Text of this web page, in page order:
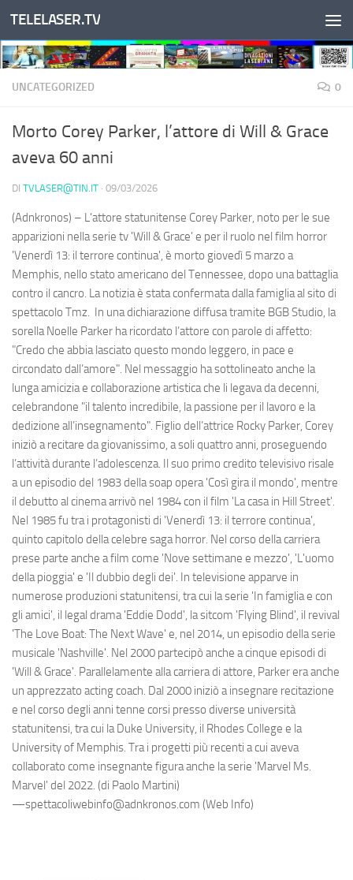
Salta al contenuto
TELELASER.TV
UNCATEGORIZED 0
Morto Corey Parker, l’attore di Will & Grace
aveva 60 anni
DI TVLASER@TIN.IT · 09/03/2026
(Adnkronos) – L'attore statunitense Corey Parker, noto per le sue
apparizioni nella serie tv 'Will & Grace' e per il ruolo nel film horror
'Venerdì 13: il terrore continua', è morto giovedì 5 marzo a
Memphis, nello stato americano del Tennessee, dopo una battaglia
contro il cancro. La notizia è stata confermata dalla famiglia al sito di
spettacolo Tmz. In una dichiarazione diffusa tramite BGB Studio, la
sorella Noelle Parker ha ricordato l’attore con parole di affetto:
"Credo che abbia lasciato questo mondo leggero, in pace e
circondato dall’amore". Nel messaggio ha sottolineato anche la
lunga amicizia e collaborazione artistica che li legava da decenni,
celebrandone "il talento incredibile, la passione per il lavoro e la
dedizione all’insegnamento". Figlio dell’attrice Rocky Parker, Corey
iniziò a recitare da giovanissimo, a soli quattro anni, proseguendo
l’attività durante l’adolescenza. Il suo primo credito televisivo risale
a un episodio del 1983 della soap opera 'Così gira il mondo', mentre
il debutto al cinema arrivò nel 1984 con il film 'La casa in Hill Street'.
Nel 1985 fu tra i protagonisti di 'Venerdì 13: il terrore continua',
quinto capitolo della celebre saga horror. Nel corso della carriera
prese parte anche a film come 'Nove settimane e mezzo', 'L'uomo
della pioggia' e 'Il dubbio degli dei'. In televisione apparve in
numerose produzioni statunitensi, tra cui la serie 'In famiglia e con
gli amici', il legal drama 'Eddie Dodd', la sitcom 'Flying Blind', il revival
'The Love Boat: The Next Wave' e, nel 2014, un episodio della serie
musicale 'Nashville'. Nel 2000 partecipò anche a cinque episodi di
'Will & Grace'. Parallelamente alla carriera di attore, Parker era anche
un apprezzato acting coach. Dal 2000 iniziò a insegnare recitazione
e nel corso degli anni tenne corsi presso diverse università
statunitensi, tra cui la Duke University, il Rhodes College e la
University of Memphis. Tra i progetti più recenti a cui aveva
collaborato come insegnante figura anche la serie 'Marvel Ms.
Marvel' del 2022. (di Paolo Martini)
—spettacoliwebinfo@adnkronos.com (Web Info)